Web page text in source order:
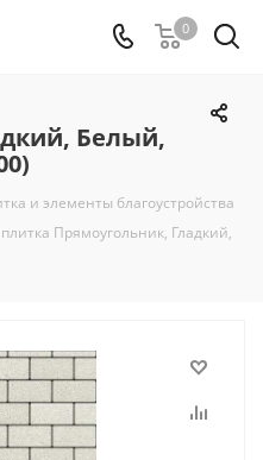
0
Белый,
и элементы благоустройства
Прямоугольник, Гладкий,